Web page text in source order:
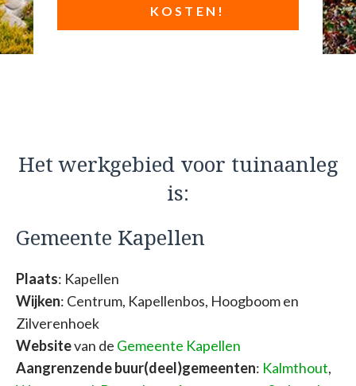
KOSTEN!
Het werkgebied voor tuinaanleg
is:
Gemeente Kapellen
Plaats: Kapellen
Wijken: Centrum, Kapellenbos, Hoogboom en
Zilverenhoek
Websitevan de Gemeente Kapellen
Aangrenzende buur(deel)gemeenten: Kalmthout,